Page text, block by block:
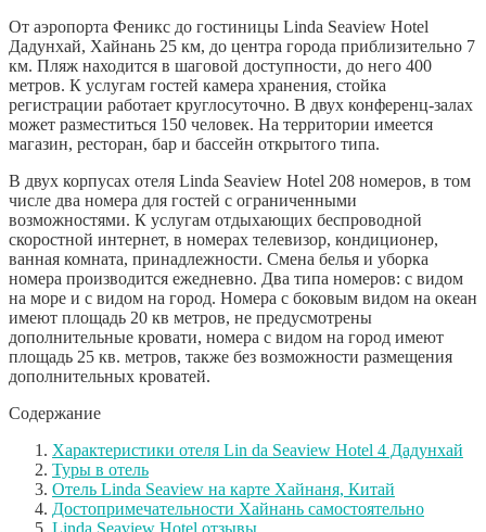
От аэропорта Феникс до гостиницы Linda Seaview Hotel
Дадунхай, Хайнань 25 км, до центра города приблизительно 7
км. Пляж находится в шаговой доступности, до него 400
метров. К услугам гостей камера хранения, стойка
регистрации работает круглосуточно. В двух конференц-залах
может разместиться 150 человек. На территории имеется
магазин, ресторан, бар и бассейн открытого типа.
В двух корпусах отеля Linda Seaview Hotel 208 номеров, в том
числе два номера для гостей с ограниченными
возможностями. К услугам отдыхающих беспроводной
скоростной интернет, в номерах телевизор, кондиционер,
ванная комната, принадлежности. Смена белья и уборка
номера производится ежедневно. Два типа номеров: с видом
на море и с видом на город. Номера с боковым видом на океан
имеют площадь 20 кв метров, не предусмотрены
дополнительные кровати, номера с видом на город имеют
площадь 25 кв. метров, также без возможности размещения
дополнительных кроватей.
Содержание
Характеристики отеля Lin da Seaview Hotel 4 Дадунхай
Туры в отель
Отель Linda Seaview на карте Хайнаня, Китай
Достопримечательности Хайнань самостоятельно
Linda Seaview Hotel отзывы